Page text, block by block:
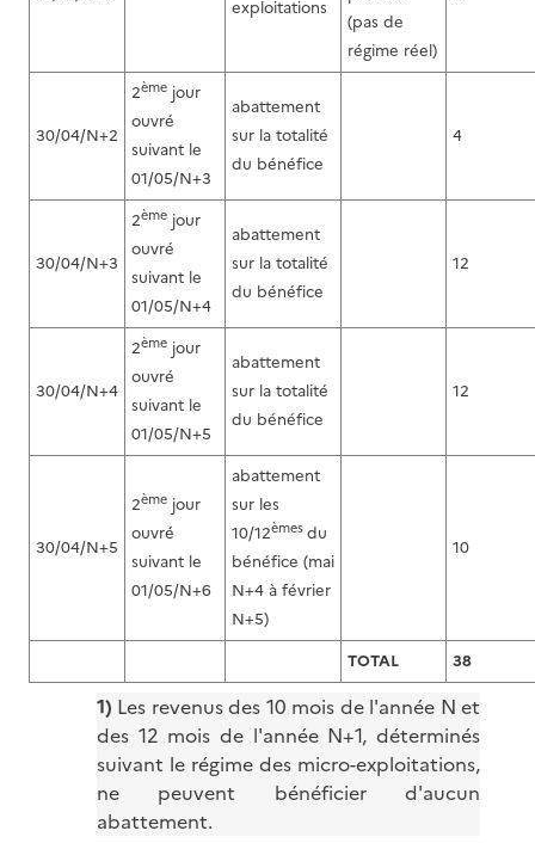
exploitations
(pas de
régime réel)
30/04/N+2
2ème jour
ouvré
suivant le
01/05/N+3
abattement
sur la totalité
du bénéfice
4
30/04/N+3
2ème jour
ouvré
suivant le
01/05/N+4
abattement
sur la totalité
du bénéfice
12
30/04/N+4
2ème jour
ouvré
suivant le
01/05/N+5
abattement
sur la totalité
du bénéfice
12
30/04/N+5
2ème jour
ouvré
suivant le
01/05/N+6
abattement
sur les
10/12èmesdu
bénéfice (mai
N+4 à février
N+5)
10
TOTAL 38
1) Les revenus des 10 mois de l'année N et
des 12 mois de l'année N+1, déterminés
suivant le régime des micro-exploitations,
ne peuvent bénéficier d'aucun
abattement.